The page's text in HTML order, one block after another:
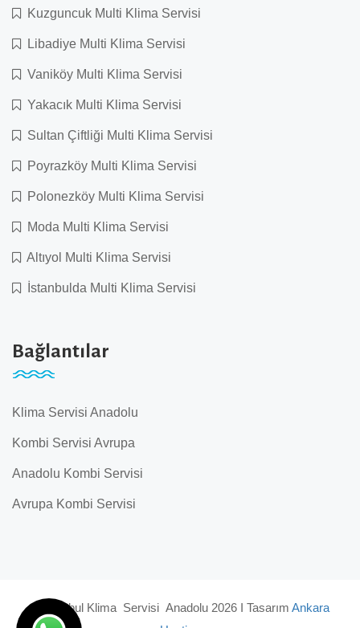
Kuzguncuk Multi Klima Servisi
Libadiye Multi Klima Servisi
Vaniköy Multi Klima Servisi
Yakacık Multi Klima Servisi
Sultan Çiftliği Multi Klima Servisi
Poyrazköy Multi Klima Servisi
Polonezköy Multi Klima Servisi
Moda Multi Klima Servisi
Altıyol Multi Klima Servisi
İstanbulda Multi Klima Servisi
Bağlantılar
Klima Servisi Anadolu
Kombi Servisi Avrupa
Anadolu Kombi Servisi
Avrupa Kombi Servisi
© İstanbul Klima Servisi Anadolu 2026 I Tasarım Ankara